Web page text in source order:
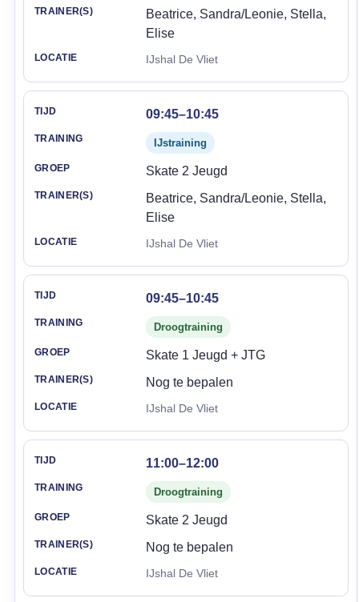
Beatrice, Sandra/Leonie, Stella,
Elise
IJshal De Vliet
09:45–10:45
IJstraining
Skate 2 Jeugd
Beatrice, Sandra/Leonie, Stella,
Elise
IJshal De Vliet
09:45–10:45
Droogtraining
Skate 1 Jeugd + JTG
Nog te bepalen
IJshal De Vliet
11:00–12:00
Droogtraining
Skate 2 Jeugd
Nog te bepalen
IJshal De Vliet